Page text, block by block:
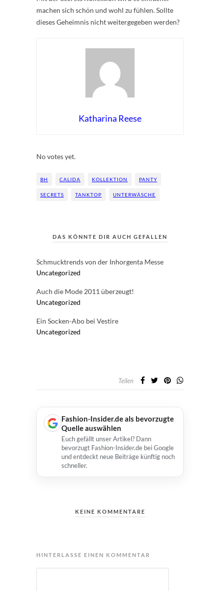
machen sich schön und wohl zu fühlen. Sollte
dieses Geheimnis nicht weitergegeben werden?
Katharina Reese
No votes yet.
BH CALIDA KOLLEKTION PANTY
SECRETS TANKTOP UNTERWÄSCHE
DAS KÖNNTE DIR AUCH GEFALLEN
Schmucktrends von der Inhorgenta Messe
Uncategorized
Auch die Mode 2011 überzeugt!
Uncategorized
Ein Socken-Abo bei Vestire
Uncategorized
Teilen
Fashion-Insider.de als bevorzugte
Quelle auswählen
Euch gefällt unser Artikel? Dann
bevorzugt Fashion-Insider.de bei Google
und entdeckt neue Beiträge künftig noch
schneller.
KEINE KOMMENTARE
HINTERLASSE EINEN KOMMENTAR